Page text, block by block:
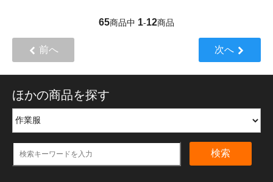
65商品中 1-12商品
前へ 次へ
ほかの商品を探す
検索